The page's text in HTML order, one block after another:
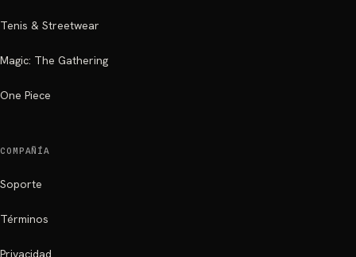
Tenis & Streetwear
Magic: The Gathering
One Piece
COMPAÑÍA
Soporte
Términos
Privacidad